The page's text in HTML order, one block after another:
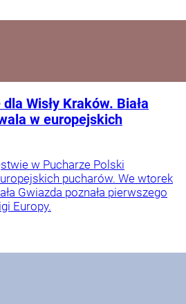
Wisły Kraków. Biała
w europejskich
w Pucharze Polski
pucharów. We wtorek
Gwiazda poznała pierwszego
Europy.